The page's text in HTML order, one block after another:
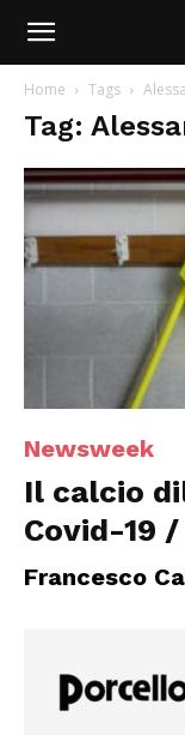
Home Tags
Tag:
Newsweek
Il calcio
Covid-19
Francesco